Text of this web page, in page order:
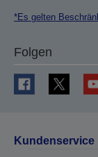
*Es gelten
Folgen
Kundenservice